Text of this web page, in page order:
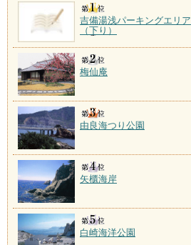
吉備湯浅パーキングエリア
（下り）
梅仙庵
由良海つり公園
矢櫃海岸
白崎海洋公園